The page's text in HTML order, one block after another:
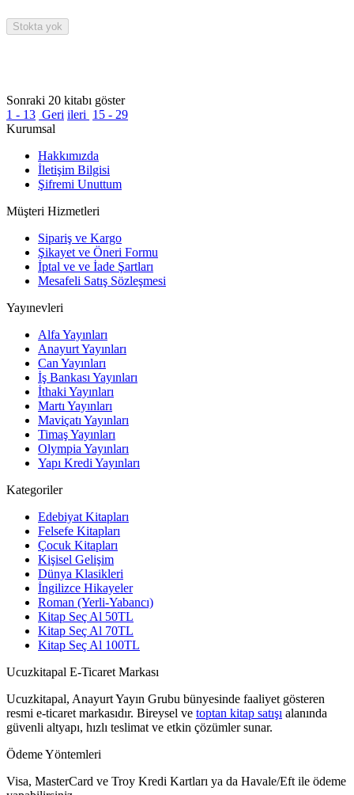
Stokta yok
Sonraki 20 kitabı göster
1 - 13 Geri ileri 15 - 29
Kurumsal
Hakkımızda
İletişim Bilgisi
Şifremi Unuttum
Müşteri Hizmetleri
Sipariş ve Kargo
Şikayet ve Öneri Formu
İptal ve ve İade Şartları
Mesafeli Satış Sözleşmesi
Yayınevleri
Alfa Yayınları
Anayurt Yayınları
Can Yayınları
İş Bankası Yayınları
İthaki Yayınları
Martı Yayınları
Maviçatı Yayınları
Timaş Yayınları
Olympia Yayınları
Yapı Kredi Yayınları
Kategoriler
Edebiyat Kitapları
Felsefe Kitapları
Çocuk Kitapları
Kişisel Gelişim
Dünya Klasikleri
İngilizce Hikayeler
Roman (Yerli-Yabancı)
Kitap Seç Al 50TL
Kitap Seç Al 70TL
Kitap Seç Al 100TL
Ucuzkitapal E-Ticaret Markası
Ucuzkitapal, Anayurt Yayın Grubu bünyesinde faaliyet gösteren
resmi e-ticaret markasıdır. Bireysel ve toptan kitap satışı alanında
güvenli altyapı, hızlı teslimat ve etkin çözümler sunar.
Ödeme Yöntemleri
Visa, MasterCard ve Troy Kredi Kartları ya da Havale/Eft ile ödeme